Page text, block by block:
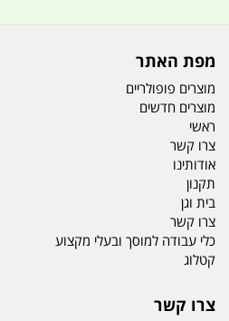
מפת האתר
מוצרים פופולריים
מוצרים חדשים
ראשי
צרו קשר
אודותינו
תקנון
בית וגן
צרו קשר
כלי עבודה למוסך ובעלי מקצוע
קטלוג
צרו קשר